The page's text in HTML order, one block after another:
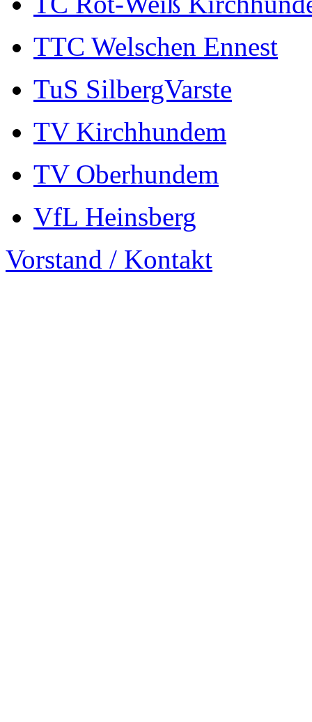
TTC Welschen Ennest
TuS SilbergVarste
TV Kirchhundem
TV Oberhundem
VfL Heinsberg
Vorstand / Kontakt